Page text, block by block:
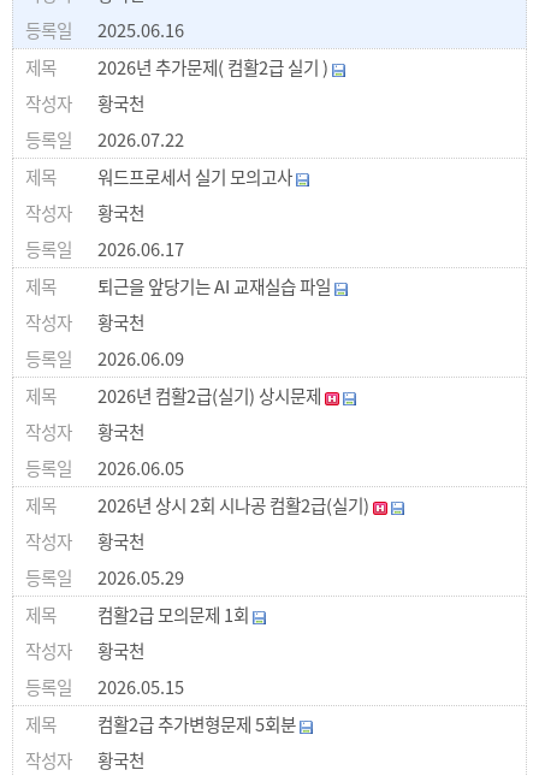
2025.06.16
2026년 추가문제( 컴활2급 실기 )
황국천
2026.07.22
워드프로세서 실기 모의고사
황국천
2026.06.17
퇴근을 앞당기는 AI 교재실습 파일
황국천
2026.06.09
2026년 컴활2급(실기) 상시문제
황국천
2026.06.05
2026년 상시 2회 시나공 컴활2급(실기)
황국천
2026.05.29
컴활2급 모의문제 1회
황국천
2026.05.15
컴활2급 추가변형문제 5회분
황국천